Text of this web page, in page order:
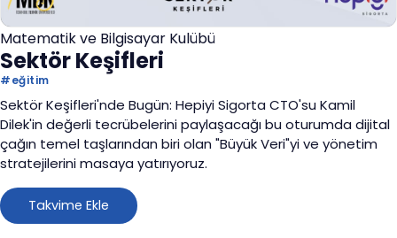
Matematik ve Bilgisayar Kulübü
Sektör Keşifleri
#eğitim
Sektör Keşifleri'nde Bugün: Hepiyi Sigorta CTO'su Kamil
Dilek'in değerli tecrübelerini paylaşacağı bu oturumda dijital
çağın temel taşlarından biri olan "Büyük Veri"yi ve yönetim
stratejilerini masaya yatırıyoruz.
Takvime Ekle